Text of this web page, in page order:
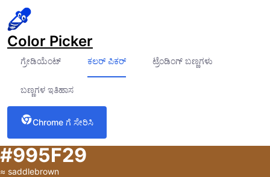
Color Picker
ಗ್ರೇಡಿಯೆಂಟ್ ಕಲರ್ ಪಿಕರ್ ಟ್ರೆಂಡಿಂಗ್ ಬಣ್ಣಗಳು
ಬಣ್ಣಗಳ ಇತಿಹಾಸ
Chrome ಗೆ ಸೇರಿಸಿ
#995F29
≈ saddlebrown